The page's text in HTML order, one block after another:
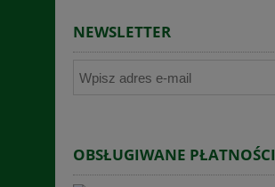
NEWSLETTER
OBSŁUGIWANE PŁATNOŚCI